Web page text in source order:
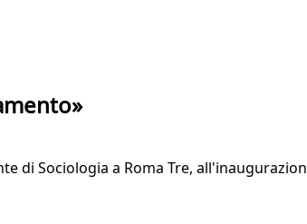
di Sociologia a Roma Tre,